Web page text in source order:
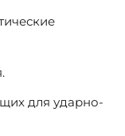
для ударно-